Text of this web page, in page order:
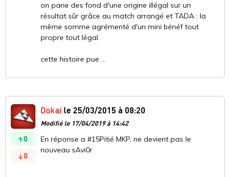
on parie des fond d'une origine illégal sur un
résultat sûr grâce au match arrangé et TADA : la
même somme agrémenté d'un mini bénéf tout
propre tout légal.
cette histoire pue ...
0
0
Dokai le 25/03/2015 à 08:20
Modifié le 17/04/2019 à 14:42
En réponse a #15Pitié MKP, ne devient pas le
nouveau sAvi0r